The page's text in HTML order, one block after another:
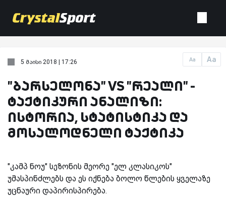
Aa Aa
5 მაისი 2018 | 17:26
"ბარსელონა" VS "რეალი" -
ტაქტიკური ანალიზი:
ისტორია, სტატისტიკა და
მოსალოდნელი ტაქტიკა
"კამპ ნოუ" სეზონის მეორე "ელ კლასიკოს"
უმასპინძლებს და ეს იქნება ბოლო წლების ყველაზე
უცნაური დაპირისპირება.